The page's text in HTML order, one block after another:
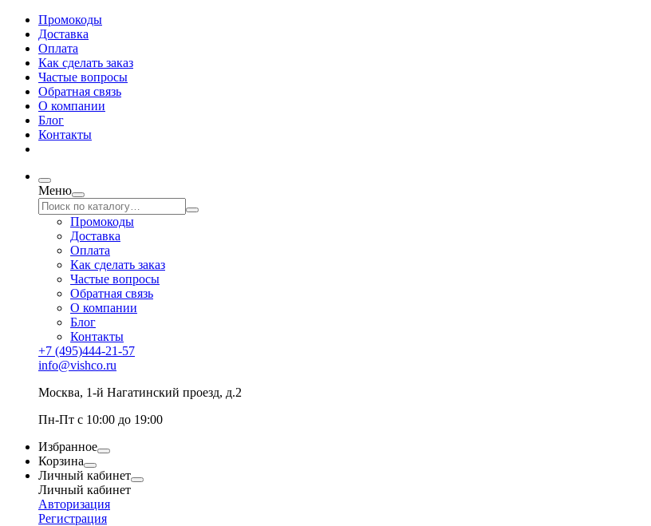
Промокоды
Доставка
Оплата
Как сделать заказ
Частые вопросы
Обратная связь
О компании
Блог
Контакты
Меню
Промокоды
Доставка
Оплата
Как сделать заказ
Частые вопросы
Обратная связь
О компании
Блог
Контакты
+7 (495)444-21-57
info@vishco.ru
Москва, 1-й Нагатинский проезд, д.2
Пн-Пт с 10:00 до 19:00
Избранное
Корзина
Личный кабинет
Личный кабинет
Авторизация
Регистрация